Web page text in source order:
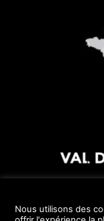
Nous utilisons des